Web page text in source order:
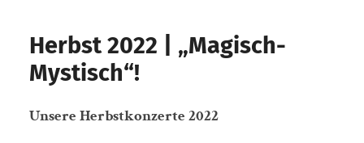
Dreikönigskirche
Herbst 2022 | „Magisch-
Mystisch“!
Unsere Herbstkonzerte 2022